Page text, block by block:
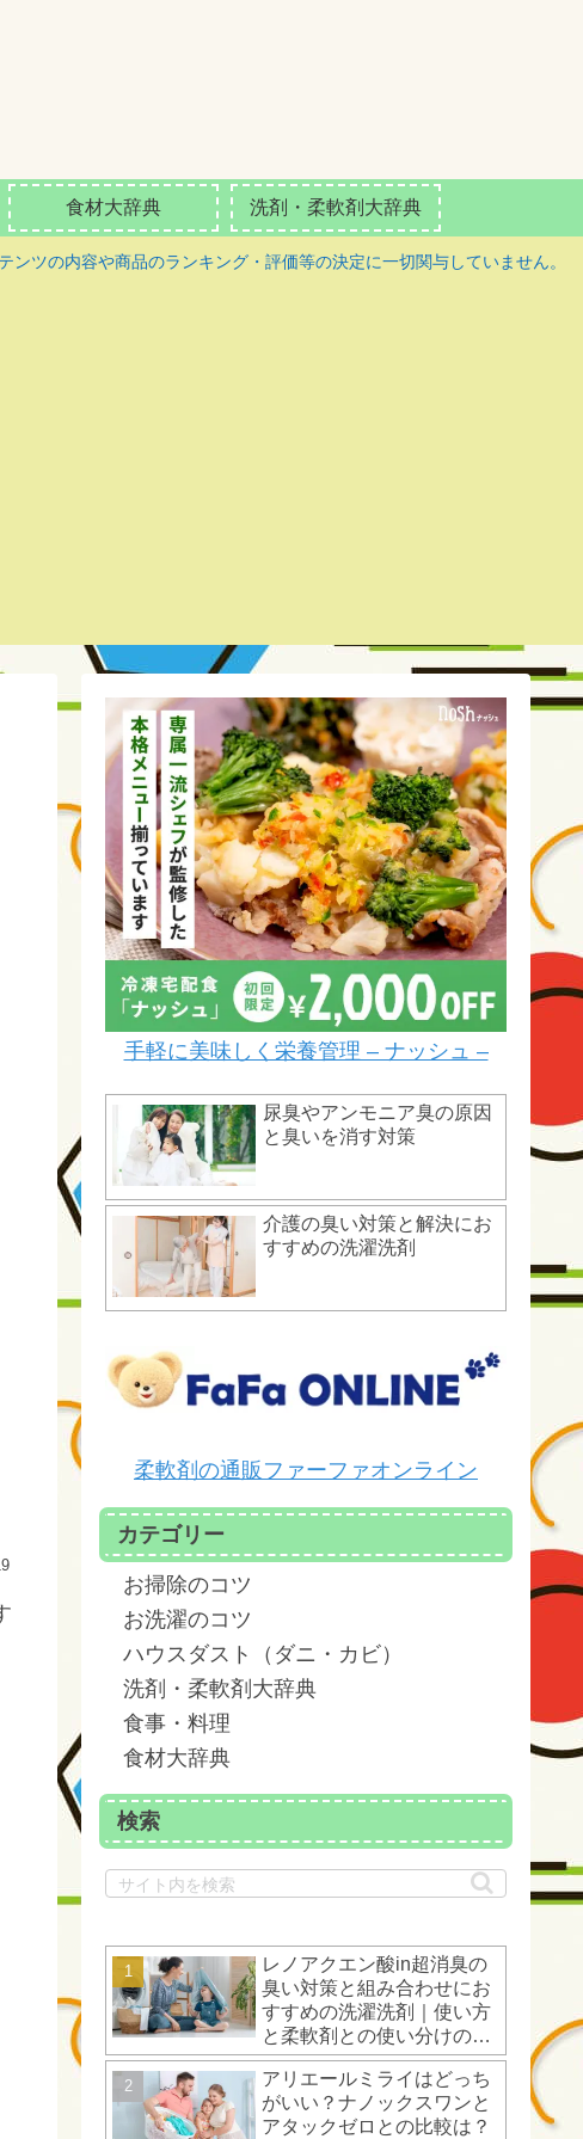
食材大辞典 洗剤・柔軟剤大辞典
ツの内容や商品のランキング・評価等の決定に一切関与していません。
手軽に美味しく栄養管理 – ナッシュ –
尿臭やアンモニア臭の原因
と臭いを消す対策
介護の臭い対策と解決にお
すすめの洗濯洗剤
柔軟剤の通販ファーファオンライン
カテゴリー
お掃除のコツ
お洗濯のコツ
ハウスダスト（ダニ・カビ）
洗剤・柔軟剤大辞典
食事・料理
食材大辞典
検索
レノアクエン酸in超消臭の
臭い対策と組み合わせにお
すすめの洗濯洗剤｜使い方
と柔軟剤との使い分けのコ
ツ
アリエールミライはどっち
がいい？ナノックスワンと
アタックゼロとの比較は？